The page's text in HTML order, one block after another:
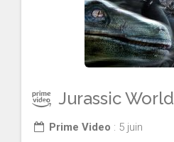
Jurassic World
Prime Video : 5 juin